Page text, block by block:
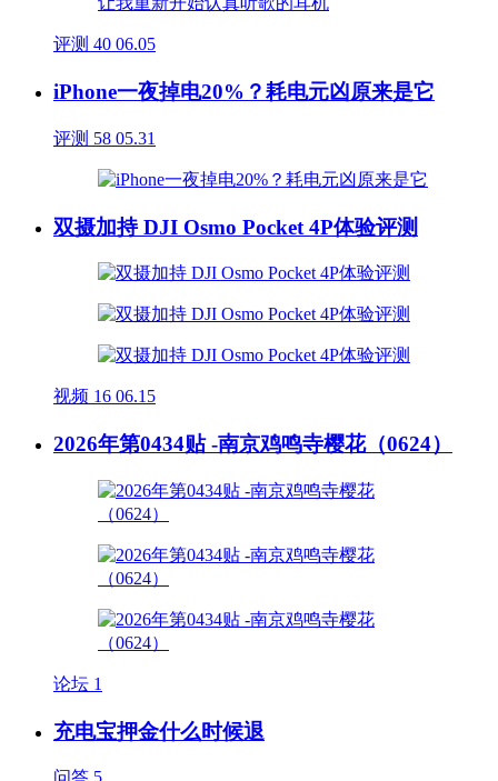
评测 40 06.05
iPhone一夜掉电20%？耗电元凶原来是它
评测 58 05.31
双摄加持 DJI Osmo Pocket 4P体验评测
视频 16 06.15
2026年第0434贴 -南京鸡鸣寺樱花（0624）
论坛 1
充电宝押金什么时候退